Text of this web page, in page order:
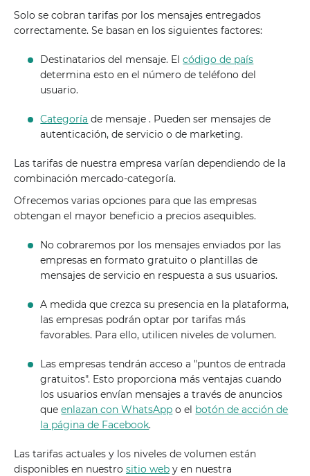
Solo se cobran tarifas por los mensajes entregados
correctamente. Se basan en los siguientes factores:
Destinatarios del mensaje. Elcódigo de país
determina esto en el número de teléfono del
usuario.
Categoría de mensaje . Pueden ser mensajes de
autenticación, de servicio o de marketing.
Las tarifas de nuestra empresa varían dependiendo de la
combinación mercado-categoría.
Ofrecemos varias opciones para que las empresas
obtengan el mayor beneficio a precios asequibles.
No cobraremos por los mensajes enviados por las
empresas en formato gratuito o plantillas de
mensajes de servicio en respuesta a sus usuarios.
A medida que crezca su presencia en la plataforma,
las empresas podrán optar por tarifas más
favorables. Para ello, utilicen niveles de volumen.
Las empresas tendrán acceso a "puntos de entrada
gratuitos". Esto proporciona más ventajas cuando
los usuarios envían mensajes a través de anuncios
queenlazan con WhatsApp o el botón de acción de
la página de Facebook.
Las tarifas actuales y los niveles de volumen están
disponibles en nuestro sitio web y en nuestra